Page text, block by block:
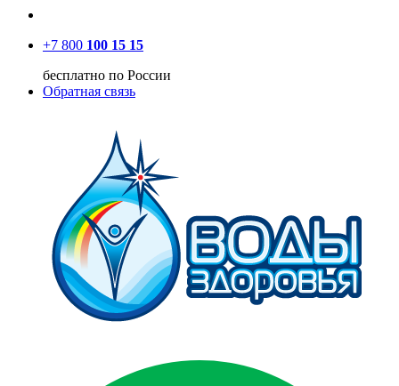
+7 800 100 15 15
бесплатно по России
Обратная связь